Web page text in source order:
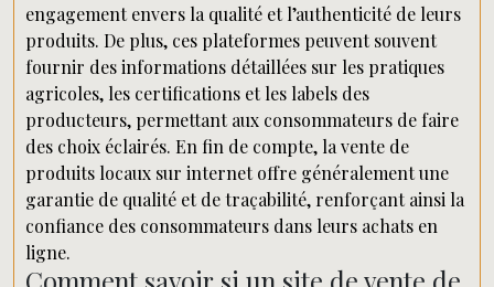
engagement envers la qualité et l’authenticité de leurs
produits. De plus, ces plateformes peuvent souvent
fournir des informations détaillées sur les pratiques
agricoles, les certifications et les labels des
producteurs, permettant aux consommateurs de faire
des choix éclairés. En fin de compte, la vente de
produits locaux sur internet offre généralement une
garantie de qualité et de traçabilité, renforçant ainsi la
confiance des consommateurs dans leurs achats en
ligne.